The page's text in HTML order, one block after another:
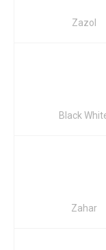
Zazol
Black
Zahar